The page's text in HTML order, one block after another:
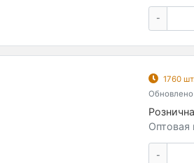
-
1760
Оптовая
-